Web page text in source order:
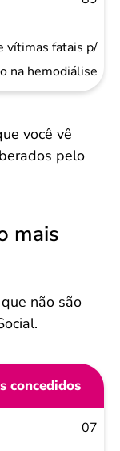
vítimas fatais p/
na hemodiálise
você vê
pelo
mais
não são
concedidos
07